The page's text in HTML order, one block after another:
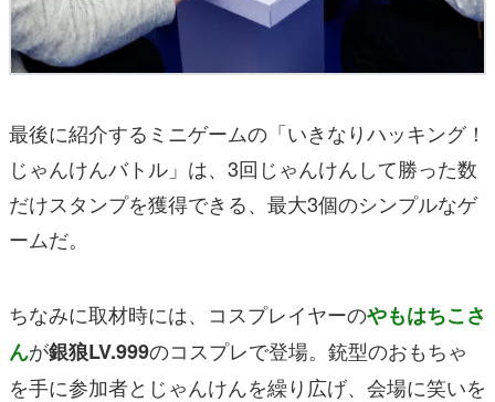
最後に紹介するミニゲームの「いきなりハッキング！
じゃんけんバトル」は、3回じゃんけんして勝った数
だけスタンプを獲得できる、最大3個のシンプルなゲ
ームだ。
ちなみに取材時には、コスプレイヤーのやもはちこさ
んが銀狼LV.999のコスプレで登場。銃型のおもちゃ
を手に参加者とじゃんけんを繰り広げ、会場に笑いを